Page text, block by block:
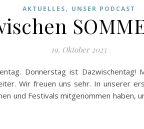
AKTUELLES, UNSER PODCAST
19. Oktober 2023
Donnerstag ist
Wir freuen uns sehr. In unserer
und Festivals mitgenommen haben,